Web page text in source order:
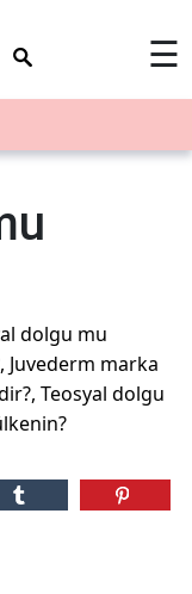
☰
dolgu mu
Juvederm marka
Teosyal dolgu